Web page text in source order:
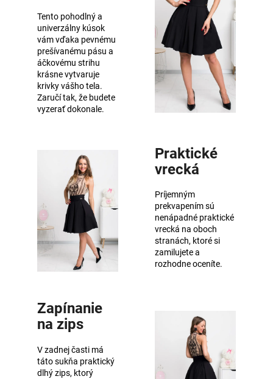
Tento pohodlný a
univerzálny kúsok
vám vďaka pevnému
prešívanému pásu a
áčkovému strihu
krásne vytvaruje
krivky vášho tela.
Zaručí tak, že budete
vyzerať dokonale.
Praktické
vrecká
Príjemným
prekvapením sú
nenápadné praktické
vrecká na oboch
stranách, ktoré si
zamilujete a
rozhodne oceníte.
Zapínanie
na zips
V zadnej časti má
táto sukňa praktický
dlhý zips, ktorý